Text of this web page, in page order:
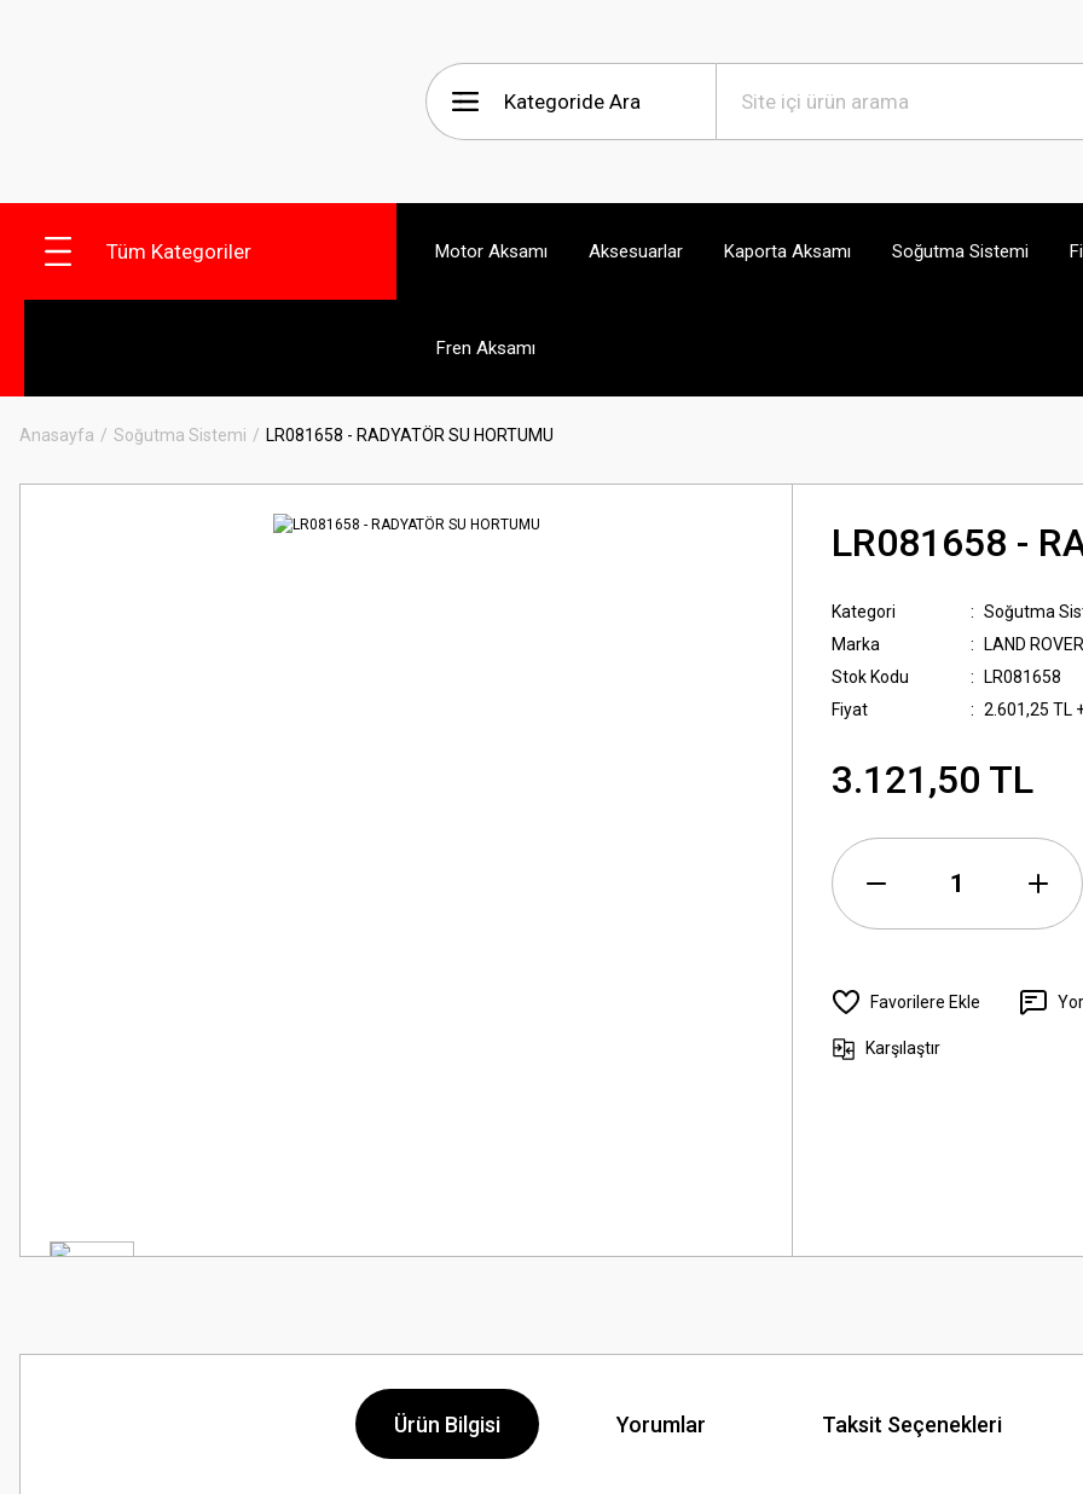
Tüm Kategoriler Motor Aksamı Aksesuarlar Kaporta Aksamı Soğutma Sistemi
Fren Aksamı
Anasayfa Soğutma Sistemi LR081658 - RADYATÖR SU HORTUMU
LR081658 -
Kategori
Soğutma
Marka
LAND ROVER
Stok Kodu
LR081658
Fiyat
2.601,25 TL
3.121,50 TL
Karşılaştır
Ürün Bilgisi Yorumlar Taksit Seçenekleri